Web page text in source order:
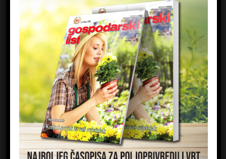
Sigurnost plaćanja
Prijavite se na newsletter
Email